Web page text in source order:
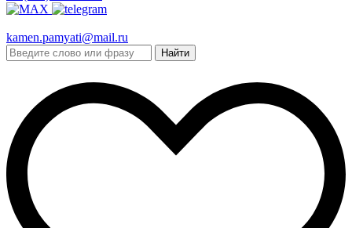
kamen.pamyati@mail.ru